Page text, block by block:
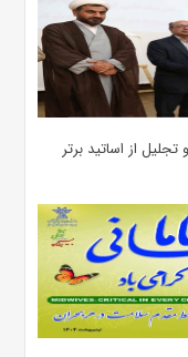
از اساتید برتر